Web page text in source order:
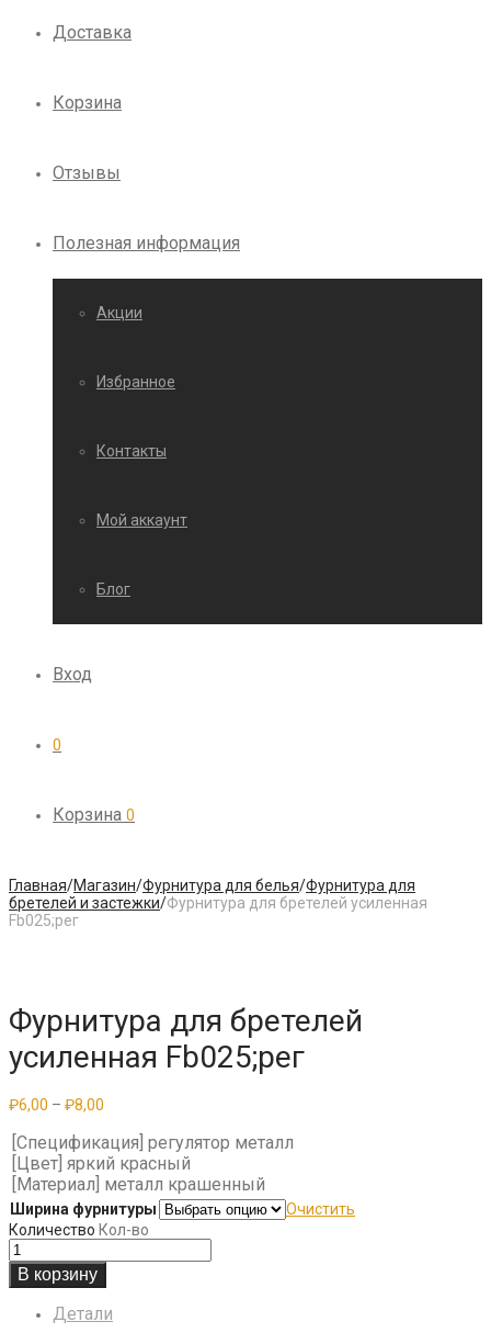
Доставка
Корзина
Отзывы
Полезная информация
Акции
Избранное
Контакты
Мой аккаунт
Блог
Вход
0
Корзина 0
Главная/Магазин/Фурнитура для белья/Фурнитура для
бретелей и застежки/Фурнитура для бретелей усиленная
Fb025;рег
Фурнитура для бретелей
усиленная Fb025;рег
₽6,00 – ₽8,00
₽6,00
–
₽8,00
[Спецификация] регулятор металл
[Цвет] яркий красный
[Материал] металл крашенный
Ширина фурнитуры
Очистить
Количество Кол-во
В корзину
Детали